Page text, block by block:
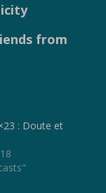
from
: Doute et